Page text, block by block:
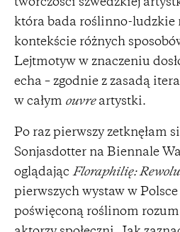
twórczości szwedzkiej
która bada roślinno-ludzkie
kontekście różnych
Lejtmotyw w znaczeniu
echa – zgodnie z zasadą
w całym ouvreartystki.
Po raz pierwszy zetknęłam
Sonjasdotter na Biennale
oglądając Floraphilię:
pierwszych wystaw w Polsce
poświęconą roślinom